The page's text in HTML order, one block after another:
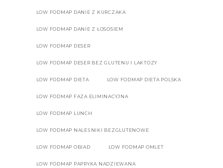
LOW FODMAP DANIE Z KURCZAKA
LOW FODMAP DANIE Z ŁOSOSIEM
LOW FODMAP DESER
LOW FODMAP DESER BEZ GLUTENU I LAKTOZY
LOW FODMAP DIETA LOW FODMAP DIETA POLSKA
LOW FODMAP FAZA ELIMINACYJNA
LOW FODMAP LUNCH
LOW FODMAP NALEŚNIKI BEZGLUTENOWE
LOW FODMAP OBIAD LOW FODMAP OMLET
LOW FODMAP PAPRYKA NADZIEWANA